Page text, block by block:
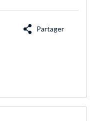
Partager